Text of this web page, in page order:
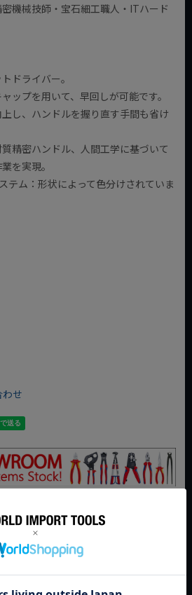
機械技師・宝石細工職人・ITハード
ドライバー。
ップを用いて、早回しが可能です。
し、ハンドルを握り直す手間も省け
精密ハンドル、人間工学に基づいて
を実現。
テム：形状によって色分けされていま
せ